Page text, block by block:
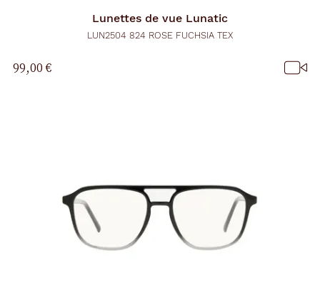
Lunettes de vue Lunatic
LUN2504 824 ROSE FUCHSIA TEX
99,00 €